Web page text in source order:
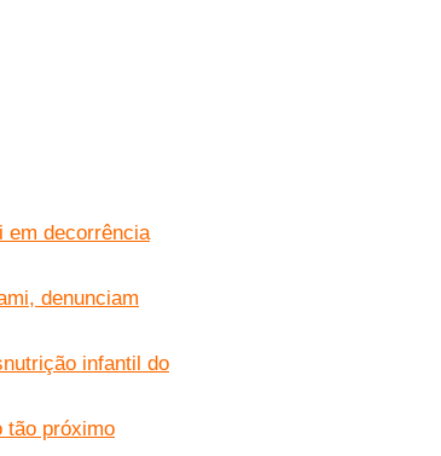
em decorrência
denunciam
infantil do
tão próximo